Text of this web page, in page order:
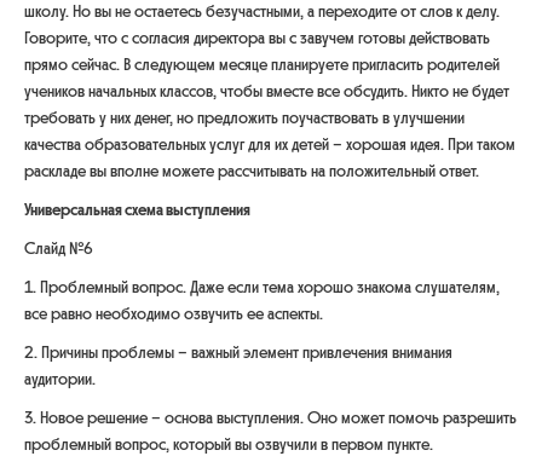
школу. Но вы не остаетесь безучастными, а переходите от слов к делу.
Говорите, что с согласия директора вы с завучем готовы действовать
прямо сейчас. В следующем месяце планируете пригласить родителей
учеников начальных классов, чтобы вместе все обсудить. Никто не будет
требовать у них денег, но предложить поучаствовать в улучшении
качества образовательных услуг для их детей – хорошая идея. При таком
раскладе вы вполне можете рассчитывать на положительный ответ.
Универсальная схема выступления
Слайд №6
1. Проблемный вопрос. Даже если тема хорошо знакома слушателям,
все равно необходимо озвучить ее аспекты.
2. Причины проблемы – важный элемент привлечения внимания
аудитории.
3. Новое решение – основа выступления. Оно может помочь разрешить
проблемный вопрос, который вы озвучили в первом пункте.